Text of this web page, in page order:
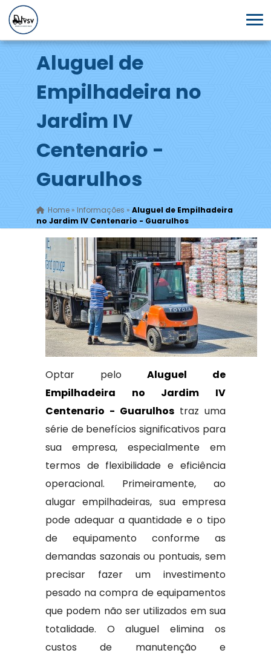
Aluguel de
Empilhadeira no
Jardim IV
Centenario -
Guarulhos
Home» Informações » Aluguel de Empilhadeira
no Jardim IV Centenario - Guarulhos
Optar peloAluguel de
Empilhadeira no Jardim IV
Centenario - Guarulhos traz uma
série de benefícios significativos para
sua empresa, especialmente em
termos de flexibilidade e eficiência
operacional. Primeiramente, ao
alugar empilhadeiras, sua empresa
pode adequar a quantidade e o tipo
de equipamento conforme as
demandas sazonais ou pontuais, sem
precisar fazer um investimento
pesado na compra de equipamentos
que podem não ser utilizados em sua
totalidade. O aluguel elimina os
custos de manutenção e